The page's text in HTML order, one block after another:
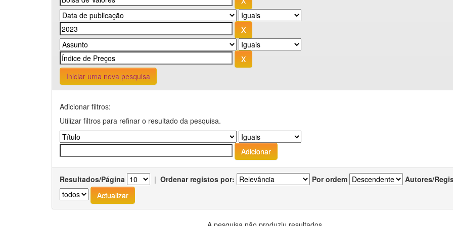
Iniciar uma nova pesquisa
Adicionar filtros:
Utilizar filtros para refinar o resultado da pesquisa.
Resultados/Página | Ordenar registos por: Por ordem Autores/